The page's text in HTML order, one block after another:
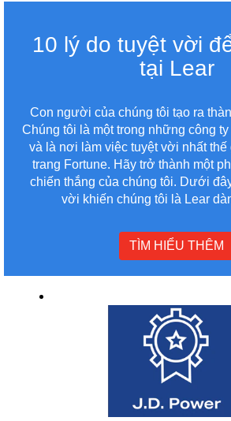
10 lý do tuyệt vời
tại Lear
Con người của chúng tôi tạo ra
Chúng tôi là một trong những công
và là nơi làm việc tuyệt vời nhất
trang Fortune. Hãy trở thành một
chiến thắng của chúng tôi. Dưới
vời khiến chúng tôi là Lear
TÌM HIỂU THÊM